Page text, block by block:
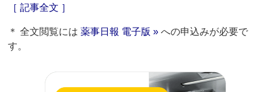
［ 記事全文 ］
＊ 全文閲覧には薬事日報 電子版 » への申込みが必要で
す。